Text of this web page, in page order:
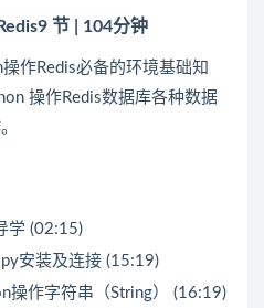
9 节 | 104分钟
作Redis必备的环境基础知
操作Redis数据库各种数据
学 (02:15)
安装及连接 (15:19)
操作字符串（String） (16:19)